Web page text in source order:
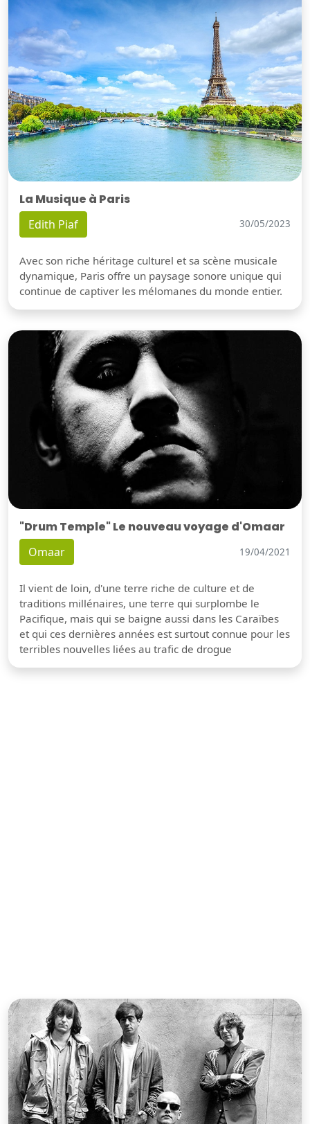
La Musique à Paris
Edith Piaf 30/05/2023
Avec son riche héritage culturel et sa scène musicale
dynamique, Paris offre un paysage sonore unique qui
continue de captiver les mélomanes du monde entier.
"Drum Temple" Le nouveau voyage d'Omaar
Omaar 19/04/2021
Il vient de loin, d'une terre riche de culture et de
traditions millénaires, une terre qui surplombe le
Pacifique, mais qui se baigne aussi dans les Caraïbes
et qui ces dernières années est surtout connue pour les
terribles nouvelles liées au trafic de drogue